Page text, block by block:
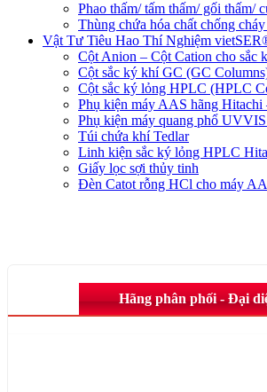
Phao thấm/ tấm thấm/ gối thấm/
Thùng chứa hóa chất chống
Vật Tư Tiêu Hao Thí Nghiệm
Cột Anion – Cột Cation cho sắc
Cột sắc ký khí GC (GC
Cột sắc ký lỏng HPLC (HPLC
Phụ kiện máy AAS hãng Hitachi
Phụ kiện máy quang phổ
Túi chứa khí Tedlar
Linh kiện sắc ký lỏng HPLC
Giấy lọc sợi thủy tinh
Đèn Catot rỗng HCl cho máy
Hãng phân phối - Đại